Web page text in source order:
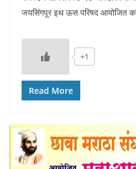
जयसिंगपूर इथ ऊस परिषद आयोजित
+1
Read More